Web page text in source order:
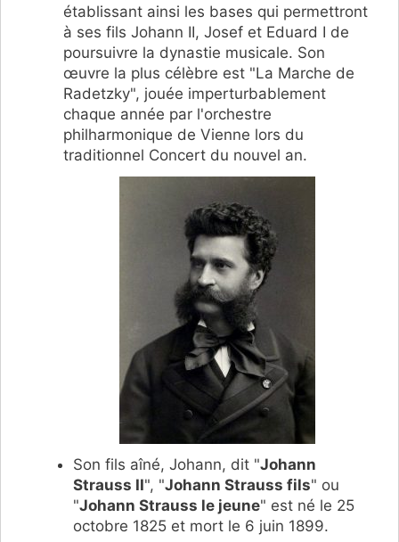
établissant ainsi les bases qui permettront
à ses fils Johann II, Josef et Eduard I de
poursuivre la dynastie musicale. Son
œuvre la plus célèbre est "La Marche de
Radetzky", jouée imperturbablement
chaque année par l'orchestre
philharmonique de Vienne lors du
traditionnel Concert du nouvel an.
Son fils aîné, Johann, dit "Johann
Strauss II", "Johann Strauss fils" ou
"Johann Strauss le jeune" est né le 25
octobre 1825 et mort le 6 juin 1899.